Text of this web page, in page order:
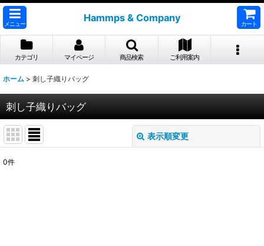
メニュー
Hammps & Company
カート
カテゴリ マイページ 商品検索 ご利用案内
ホーム > 刺し子織りバッグ
刺し子織りバッグ
表示順変更
0件